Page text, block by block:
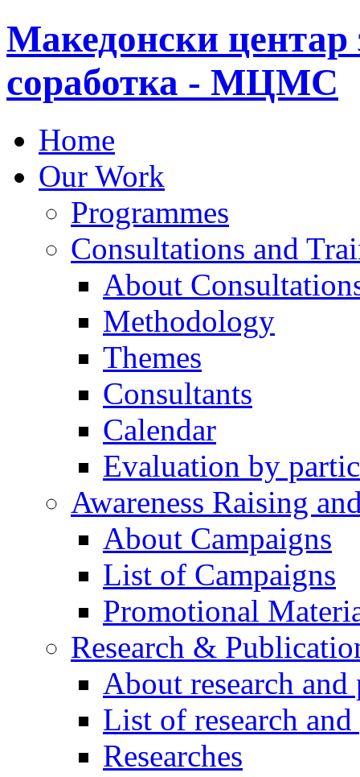
Македонски центар
соработка - МЦМС
Home
Our Work
Programmes
Consultations and
About
Methodology
Themes
Consultants
Calendar
Evaluation by
Awareness Raising
About Campaigns
List of Campaigns
Promotional
Research &
About research
List of research
Researches